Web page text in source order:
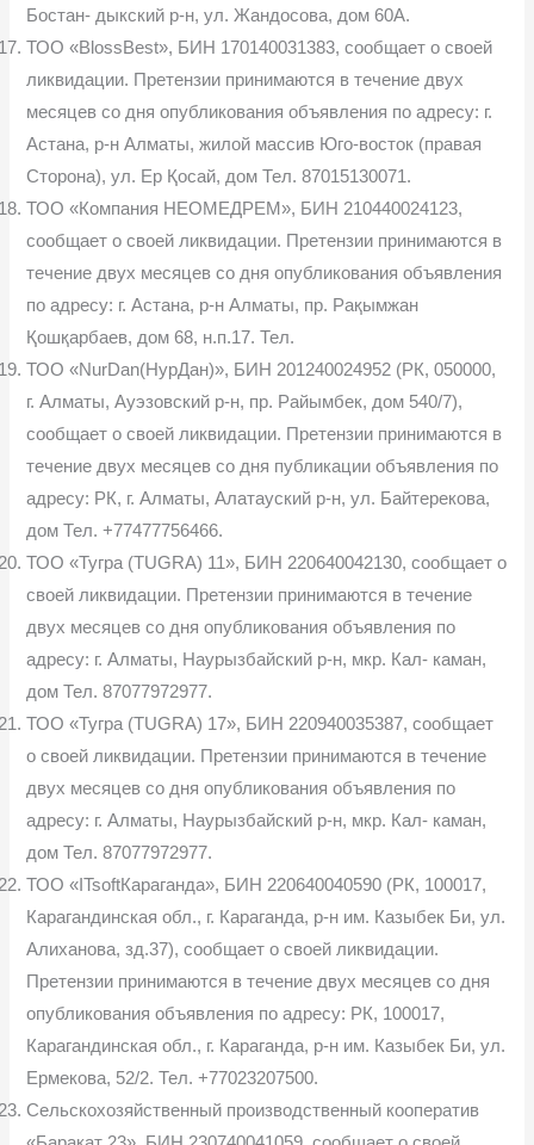
Бостан- дыкский р-н, ул. Жандосова, дом 60А.
ТОО «BlossBest», БИН 170140031383, сообщает о своей
ликвидации. Претензии принимаются в течение двух
месяцев со дня опубликования объ­явления по адресу: г.
Астана, р-н Алматы, жилой массив Юго-восток (правая
Сторона), ул. Ер Қосай, дом Тел. 87015130071.
ТОО «Компания НЕОМЕДРЕМ», БИН 210440024123,
сообщает о своей ликвидации. Претензии принимаются в
течение двух месяцев со дня опубликования объявления
по адресу: г. Астана, р-н Алматы, пр. Рақымжан
Қошқарбаев, дом 68, н.п.17. Тел.
ТОО «NurDan(НурДан)», БИН 201240024952 (РК, 050000,
г. Алматы, Ауэзовский р-н, пр. Райымбек, дом 540/7),
сообщает о своей ликвидации. Претензии принимаются в
течение двух месяцев со дня публикации объ­явления по
адресу: РК, г. Алматы, Алатауский р-н, ул. Байтерекова,
дом Тел. +77477756466.
ТОО «Тугра (TUGRA) 11», БИН 220640042130, сообщает о
своей ликвидации. Претензии принимаются в течение
двух месяцев со дня опу­бликования объявления по
адресу: г. Алматы, Наурызбайский р-н, мкр. Кал- каман,
дом Тел. 87077972977.
ТОО «Тугра (TUGRA) 17», БИН 220940035387, сообщает
о своей ликвидации. Претензии принимаются в течение
двух месяцев со дня опу­бликования объявления по
адресу: г. Алматы, Наурызбайский р-н, мкр. Кал- каман,
дом Тел. 87077972977.
ТОО «ITsoftКараганда», БИН 220640040590 (РК, 100017,
Караган­динская обл., г. Караганда, р-н им. Казыбек Би, ул.
Алиханова, зд.37), сооб­щает о своей ликвидации.
Претензии принимаются в течение двух месяцев со дня
опубликования объявления по адресу: РК, 100017,
Карагандинская обл., г. Караганда, р-н им. Казыбек Би, ул.
Ермекова, 52/2. Тел. +77023207500.
Сельскохозяйственный производственный кооператив